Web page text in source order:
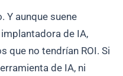
Y aunque suene
de IA,
que no tendrían ROI. Si
de IA, ni